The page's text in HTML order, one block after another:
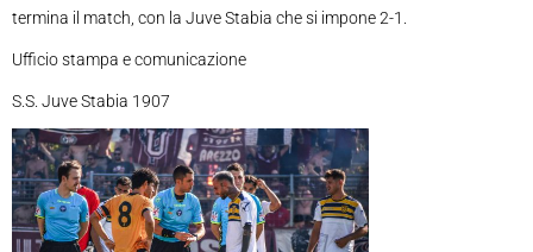
termina il match, con la Juve Stabia che si impone 2-1.
Ufficio stampa e comunicazione
S.S. Juve Stabia 1907